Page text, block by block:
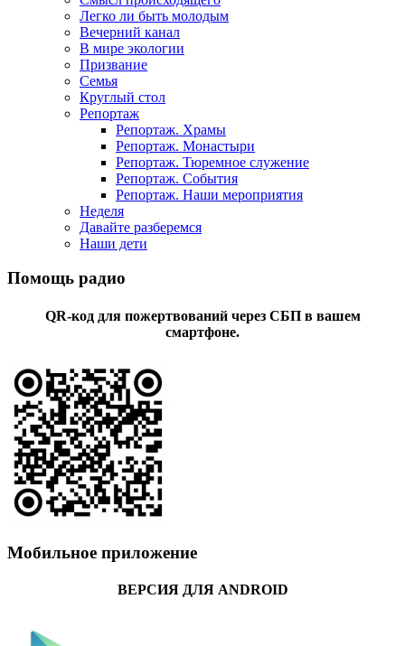
Легко ли быть молодым
Вечерний канал
В мире экологии
Призвание
Семья
Круглый стол
Репортаж
Репортаж. Храмы
Репортаж. Монастыри
Репортаж. Тюремное служение
Репортаж. События
Репортаж. Наши мероприятия
Неделя
Давайте разберемся
Наши дети
Помощь радио
QR-код для пожертвований через СБП в вашем
смартфоне.
Мобильное приложение
ВЕРСИЯ ДЛЯ ANDROID